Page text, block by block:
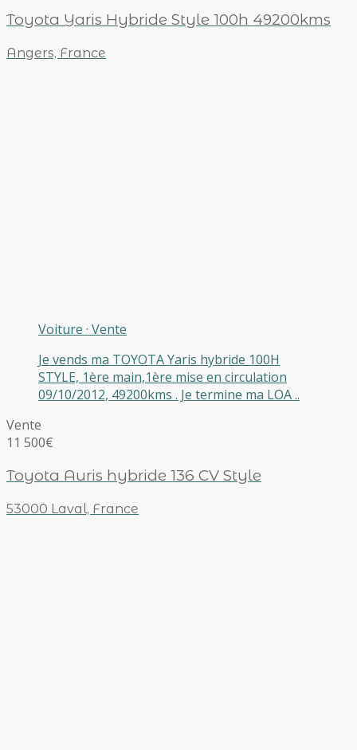
Toyota Yaris Hybride Style 100h 49200kms
Angers, France
Voiture · Vente
Je vends ma TOYOTA Yaris hybride 100H
STYLE, 1ère main,1ère mise en circulation
09/10/2012, 49200kms . Je termine ma LOA ..
Vente
11 500€
Toyota Auris hybride 136 CV Style
53000 Laval, France